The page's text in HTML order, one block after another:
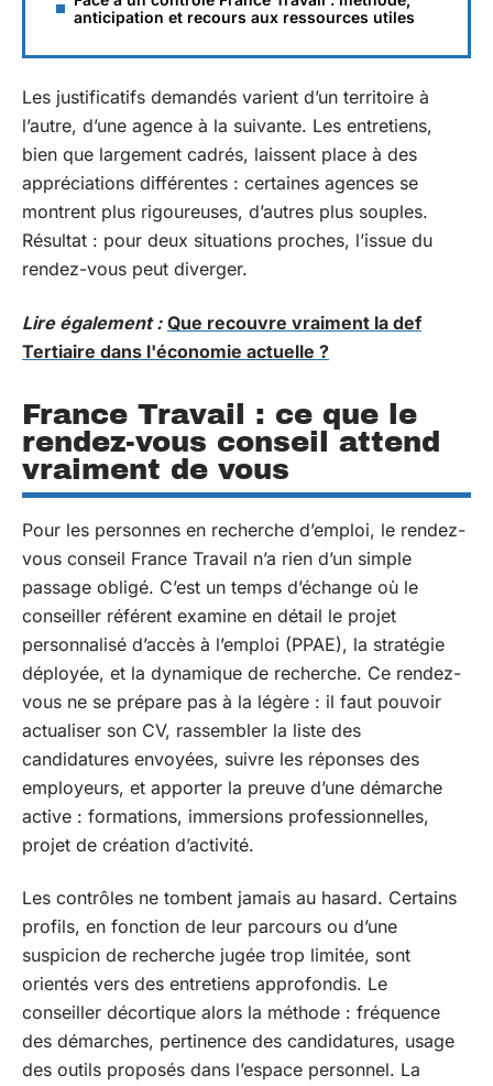
anticipation et recours aux ressources utiles
Les justificatifs demandés varient d’un territoire à
l’autre, d’une agence à la suivante. Les entretiens,
bien que largement cadrés, laissent place à des
appréciations différentes : certaines agences se
montrent plus rigoureuses, d’autres plus souples.
Résultat : pour deux situations proches, l’issue du
rendez-vous peut diverger.
Lire également : Que recouvre vraiment la def
Tertiaire dans l'économie actuelle ?
France Travail : ce que le
rendez-vous conseil attend
vraiment de vous
Pour les personnes en recherche d’emploi, le rendez-
vous conseil France Travail n’a rien d’un simple
passage obligé. C’est un temps d’échange où le
conseiller référent examine en détail le projet
personnalisé d’accès à l’emploi (PPAE), la stratégie
déployée, et la dynamique de recherche. Ce rendez-
vous ne se prépare pas à la légère : il faut pouvoir
actualiser son CV, rassembler la liste des
candidatures envoyées, suivre les réponses des
employeurs, et apporter la preuve d’une démarche
active : formations, immersions professionnelles,
projet de création d’activité.
Les contrôles ne tombent jamais au hasard. Certains
profils, en fonction de leur parcours ou d’une
suspicion de recherche jugée trop limitée, sont
orientés vers des entretiens approfondis. Le
conseiller décortique alors la méthode : fréquence
des démarches, pertinence des candidatures, usage
des outils proposés dans l’espace personnel. La